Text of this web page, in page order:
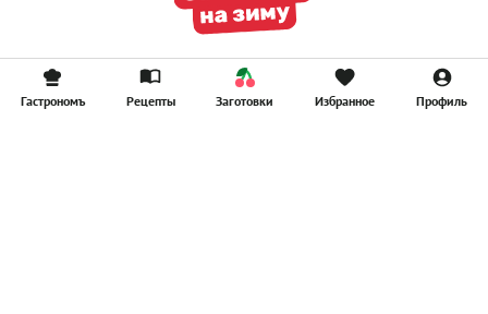
Гастрономъ Рецепты Заготовки Избранное Профиль